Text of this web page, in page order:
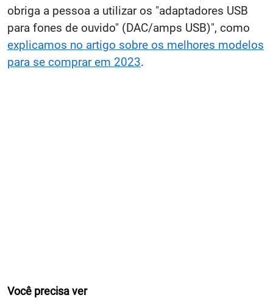
obriga a pessoa a utilizar os "adaptadores USB
para fones de ouvido" (DAC/amps USB)", como
explicamos no artigo sobre os melhores modelos
para se comprar em 2023.
Você precisa ver